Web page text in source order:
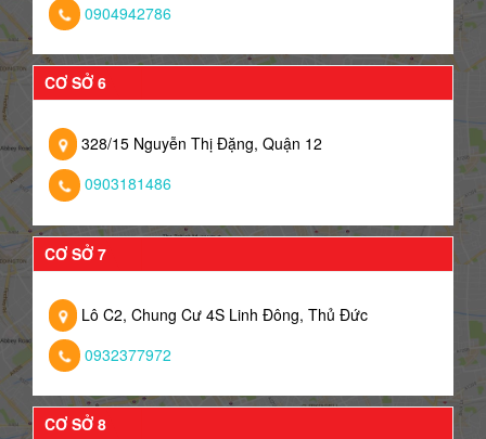
0904942786
CƠ SỞ 6
328/15 Nguyễn Thị Đặng, Quận 12
0903181486
CƠ SỞ 7
Lô C2, Chung Cư 4S Linh Đông, Thủ Đức
0932377972
CƠ SỞ 8